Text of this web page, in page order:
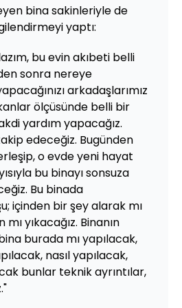
bina sakinleriyle de
yaptı:
bu evin akıbeti belli
sonra nereye
arkadaşlarımız
ölçüsünde belli bir
yardım yapacağız.
edeceğiz. Bugünden
o evde yeni hayat
bu binayı sonsuza
Bu binada
içinden bir şey alarak mı
yıkacağız. Binanın
burada mı yapılacak,
nasıl yapılacak,
bunlar teknik ayrıntılar,